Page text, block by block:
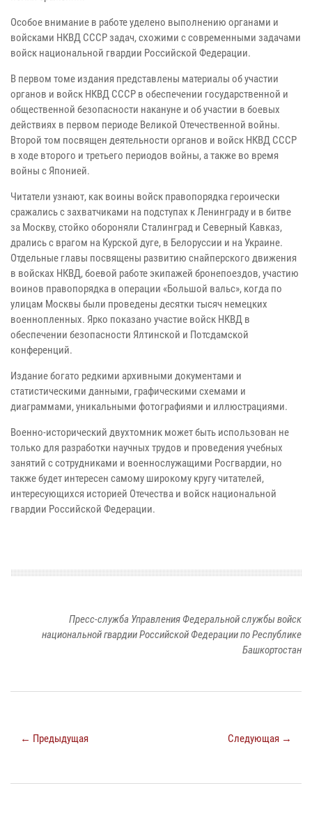
Особое внимание в работе уделено выполнению органами и
войсками НКВД СССР задач, схожими с современными задачами
войск национальной гвардии Российской Федерации.
В первом томе издания представлены материалы об участии
органов и войск НКВД СССР в обеспечении государственной и
общественной безопасности накануне и об участии в боевых
действиях в первом периоде Великой Отечественной войны.
Второй том посвящен деятельности органов и войск НКВД СССР
в ходе второго и третьего периодов войны, а также во время
войны с Японией.
Читатели узнают, как воины войск правопорядка героически
сражались с захватчиками на подступах к Ленинграду и в битве
за Москву, стойко обороняли Сталинград и Северный Кавказ,
дрались с врагом на Курской дуге, в Белоруссии и на Украине.
Отдельные главы посвящены развитию снайперского движения
в войсках НКВД, боевой работе экипажей бронепоездов, участию
воинов правопорядка в операции «Большой вальс», когда по
улицам Москвы были проведены десятки тысяч немецких
военнопленных. Ярко показано участие войск НКВД в
обеспечении безопасности Ялтинской и Потсдамской
конференций.
Издание богато редкими архивными документами и
статистическими данными, графическими схемами и
диаграммами, уникальными фотографиями и иллюстрациями.
Военно-исторический двухтомник может быть использован не
только для разработки научных трудов и проведения учебных
занятий с сотрудниками и военнослужащими Росгвардии, но
также будет интересен самому широкому кругу читателей,
интересующихся историей Отечества и войск национальной
гвардии Российской Федерации.
Пресс-служба Управления Федеральной службы войск
национальной гвардии Российской Федерации по Республике
Башкортостан
← Предыдущая Следующая →